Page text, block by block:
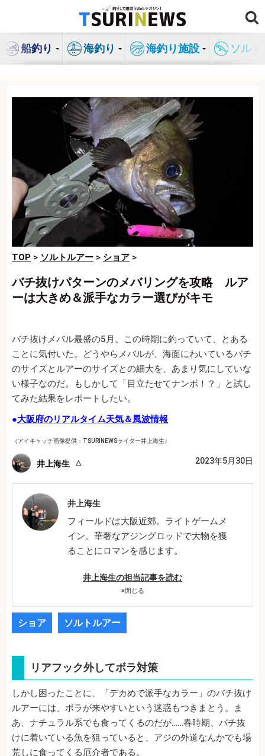
ン
船釣り 海釣り 海釣り施設 ソル
TOP > ソルトルアー > ショア >
バチ抜けパターンのメバリングを攻略 ルア
ーは大きめ＆派手なカラー選びがキモ
バチ抜けメバル最盛の5月。この時期に釣っていて、とある
ことに気付いた。どうやらメバルが、海面にわいているバチ
のサイズとルアーのサイズとの細大を、あまり気にしていな
い様子なのだ。もしかして「目立たせてナンボ！？」と試し
てみた結果をレポートしたい。
●大阪府のリアルタイム天気＆風波情報
（アイキャッチ画像提供：TSURINEWSライター井上海生）
井上海生 2023年5月30日
井上海生
フィールドは大阪近郊。ライトゲームメ
イン。華奢なアジングロッドで大物を獲
ることにロマンを感じます。
井上海生の担当記事を読む
×閉じる
ショア ソルトルアー
リアフック外してボラ対策
しかし困ったことに、「デカめで派手なカラー」のバチ抜け
ルアーには、ボラが来やすいという迷惑もつきまとう。ま
あ、ナチュラル系でも食ってくるのだが……春時期、バチ抜
けに着いている魚を狙っていると、アジの外道なんかでも場
荒しに食ってくる厄介者である。